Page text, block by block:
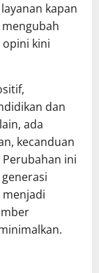
kapan
kini
dan
ada
kecanduan
ini